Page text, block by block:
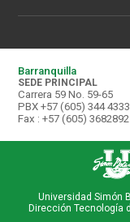
Barranquilla
SEDE PRINCIPAL
Carrera 59 No. 59-65
PBX +57 (605) 344 4333.
Fax : +57 (605) 3682892
Universidad Simón
Dirección Tecnología